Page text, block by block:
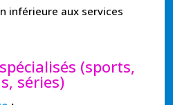
inférieure aux services
(sports,
séries)